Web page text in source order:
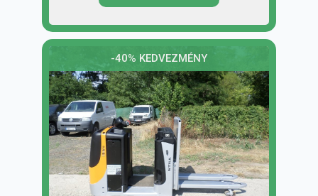
-40% KEDVEZMÉNY